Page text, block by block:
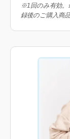
※1回のみ有効。
録後のご購入商